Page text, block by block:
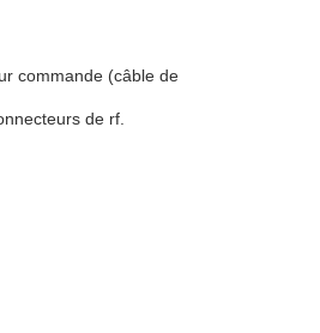
commande (câble de
de rf.